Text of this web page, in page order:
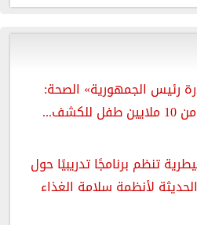
رئيس الجمهورية» الصحة:
تنظم برنامجًا تدريبيًا حول
لأنظمة سلامة الغذاء